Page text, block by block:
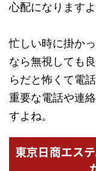
心配になりますよ
忙しい時に掛か
なら無視しても
らだと怖くて電
重要な電話や連
すよね。
東京日商エス